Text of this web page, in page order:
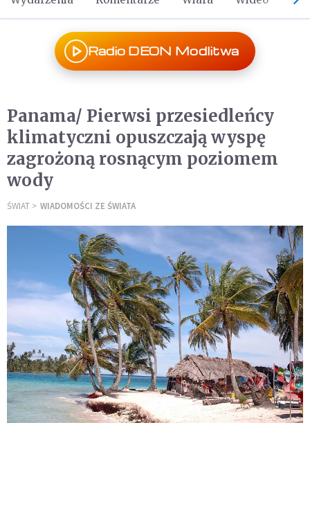
Radio DEON Modlitwa
Panama/ Pierwsi przesiedleńcy
klimatyczni opuszczają wyspę
zagrożoną rosnącym poziomem
wody
ŚWIAT WIADOMOŚCI ZE ŚWIATA